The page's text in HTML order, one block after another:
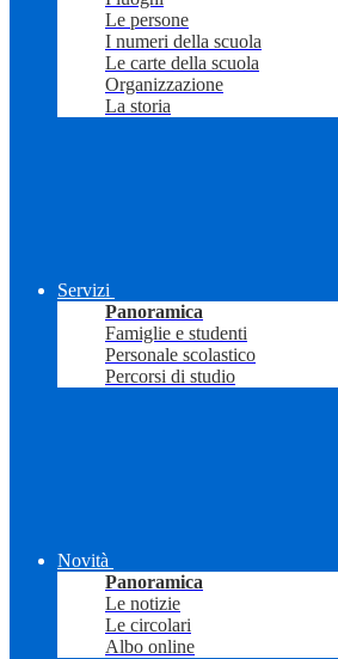
Le persone
I numeri della scuola
Le carte della scuola
Organizzazione
La storia
Servizi
Panoramica
Famiglie e studenti
Personale scolastico
Percorsi di studio
Novità
Panoramica
Le notizie
Le circolari
Albo online